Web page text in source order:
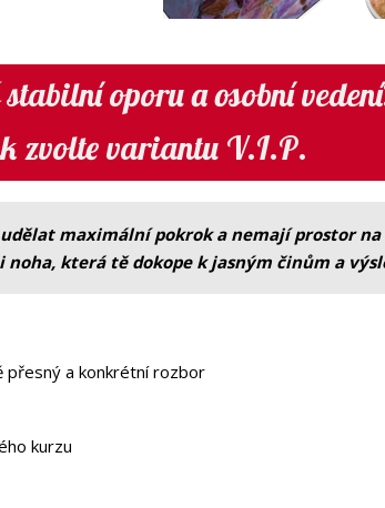
stabilní oporu a osobní
zvolte variantu V.I.P.
maximální pokrok a nemají prostor
noha, která tě dokope k jasným činům a
přesný a konkrétní rozbor
kurzu